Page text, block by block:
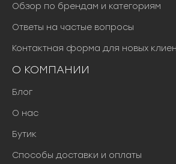
Обзор по брендам и категориям
Ответы на частые вопросы
Контактная форма для новых
О КОМПАНИИ
Блог
О нас
Бутик
Способы доставки и оплаты